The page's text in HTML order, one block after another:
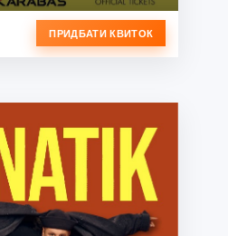
ПРИДБАТИ КВИТОК